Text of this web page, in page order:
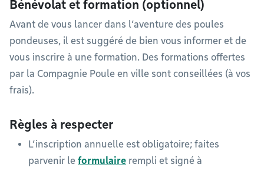
Bénévolat et formation (optionnel)
Avant de vous lancer dans l’aventure des poules
pondeuses, il est suggéré de bien vous informer et de
vous inscrire à une formation. Des formations offertes
par la Compagnie Poule en ville sont conseillées (à vos
frais).
Règles à respecter
L’inscription annuelle est obligatoire; faites
parvenir le formulaire rempli et signé à